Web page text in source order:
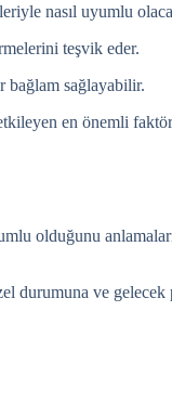
nasıl uyumlu
teşvik eder.
bağlam sağlayabilir.
en önemli
olduğunu
durumuna ve